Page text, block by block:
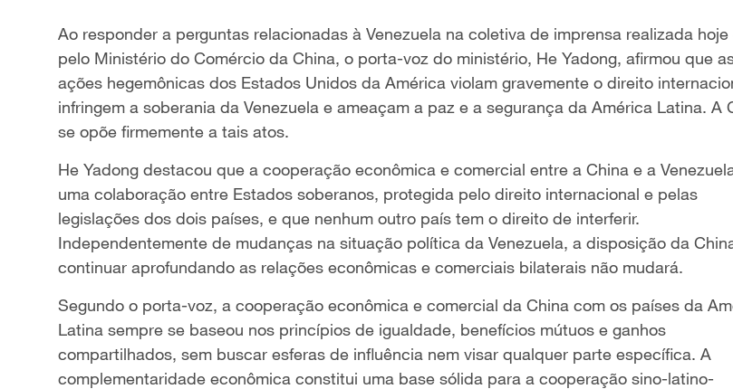
Ao responder a perguntas relacionadas à Venezuela na coletiva de imprensa realizada hoje
pelo Ministério do Comércio da China, o porta-voz do ministério, He Yadong, afirmou que
ações hegemônicas dos Estados Unidos da América violam gravemente o direito
infringem a soberania da Venezuela e ameaçam a paz e a segurança da América Latina. A
se opõe firmemente a tais atos.
He Yadong destacou que a cooperação econômica e comercial entre a China e a
uma colaboração entre Estados soberanos, protegida pelo direito internacional e pelas
legislações dos dois países, e que nenhum outro país tem o direito de interferir.
Independentemente de mudanças na situação política da Venezuela, a disposição da
continuar aprofundando as relações econômicas e comerciais bilaterais não mudará.
Segundo o porta-voz, a cooperação econômica e comercial da China com os países da
Latina sempre se baseou nos princípios de igualdade, benefícios mútuos e ganhos
compartilhados, sem buscar esferas de influência nem visar qualquer parte específica. A
complementaridade econômica constitui uma base sólida para a cooperação sino-latino-